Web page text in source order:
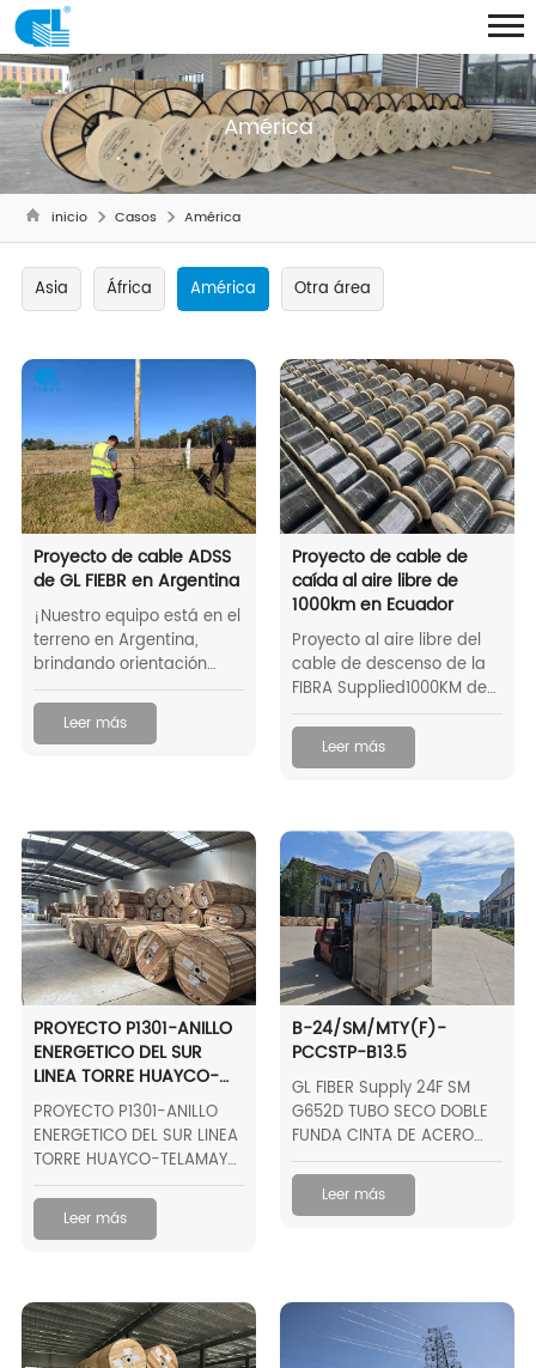
América
inicio Casos América
Asia África América Otra área
Proyecto de cable ADSS
de GL FIEBR en Argentina
¡Nuestro equipo está en el
terreno en Argentina,
brindando orientación
técnica y soporte para la
instalación de cables y
accesorios ADSS de GL
mundo real, nos
aseguramos de que cada
paso cumpla con los más
altos estándares de
calidad y confiabilidad.
Este video captura a
nuestros expertos que
trabajan en estrecha
colaboración con socios
locales para lograr una
implementación perfecta
los cables de GL FIBER son
confiables y se utilizan en
más de 200 países en
todo el mundo.
Dondequiera que esté,
ofrecemos excelencia y
Leer más
Proyecto de cable de
caída al aire libre de
1000km en Ecuador
Proyecto al aire libre del
cable de descenso de la
FIBRA Supplied1000KM de
GL en Ecuador en julio de
2004Leer más
PROYECTO P1301-ANILLO
ENERGETICO DEL SUR
LINEA TORRE HUAYCO-
TELAMAYU 230Kv TL
PROYECTO P1301-ANILLO
ENERGETICO DEL SUR LINEA
TORRE HUAYCO-TELAMAYU
230Kv TL
Leer más
B-24/SM/MTY(F)-
PCCSTP-B13.5
GL FIBER Supply 24F SM
G652D TUBO SECO DOBLE
FUNDA CINTA DE ACERO
ARMADA ANTI ROEDOR
O.F.C, 200KM en Costa
Rica.
Leer más